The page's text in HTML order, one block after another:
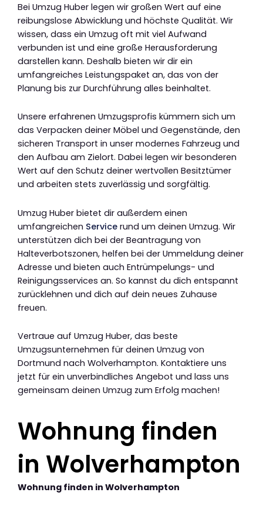
Bei Umzug Huber legen wir großen Wert auf eine
reibungslose Abwicklung und höchste Qualität. Wir
wissen, dass ein Umzug oft mit viel Aufwand
verbunden ist und eine große Herausforderung
darstellen kann. Deshalb bieten wir dir ein
umfangreiches Leistungspaket an, das von der
Planung bis zur Durchführung alles beinhaltet.
Unsere erfahrenen Umzugsprofis kümmern sich um
das Verpacken deiner Möbel und Gegenstände, den
sicheren Transport in unser modernes Fahrzeug und
den Aufbau am Zielort. Dabei legen wir besonderen
Wert auf den Schutz deiner wertvollen Besitztümer
und arbeiten stets zuverlässig und sorgfältig.
Umzug Huber bietet dir außerdem einen
umfangreichen Service rund um deinen Umzug. Wir
unterstützen dich bei der Beantragung von
Halteverbotszonen, helfen bei der Ummeldung deiner
Adresse und bieten auch Entrümpelungs- und
Reinigungsservices an. So kannst du dich entspannt
zurücklehnen und dich auf dein neues Zuhause
freuen.
Vertraue auf Umzug Huber, das beste
Umzugsunternehmen für deinen Umzug von
Dortmund nach Wolverhampton. Kontaktiere uns
jetzt für ein unverbindliches Angebot und lass uns
gemeinsam deinen Umzug zum Erfolg machen!
Wohnung finden
in Wolverhampton
Wohnung finden in Wolverhampton